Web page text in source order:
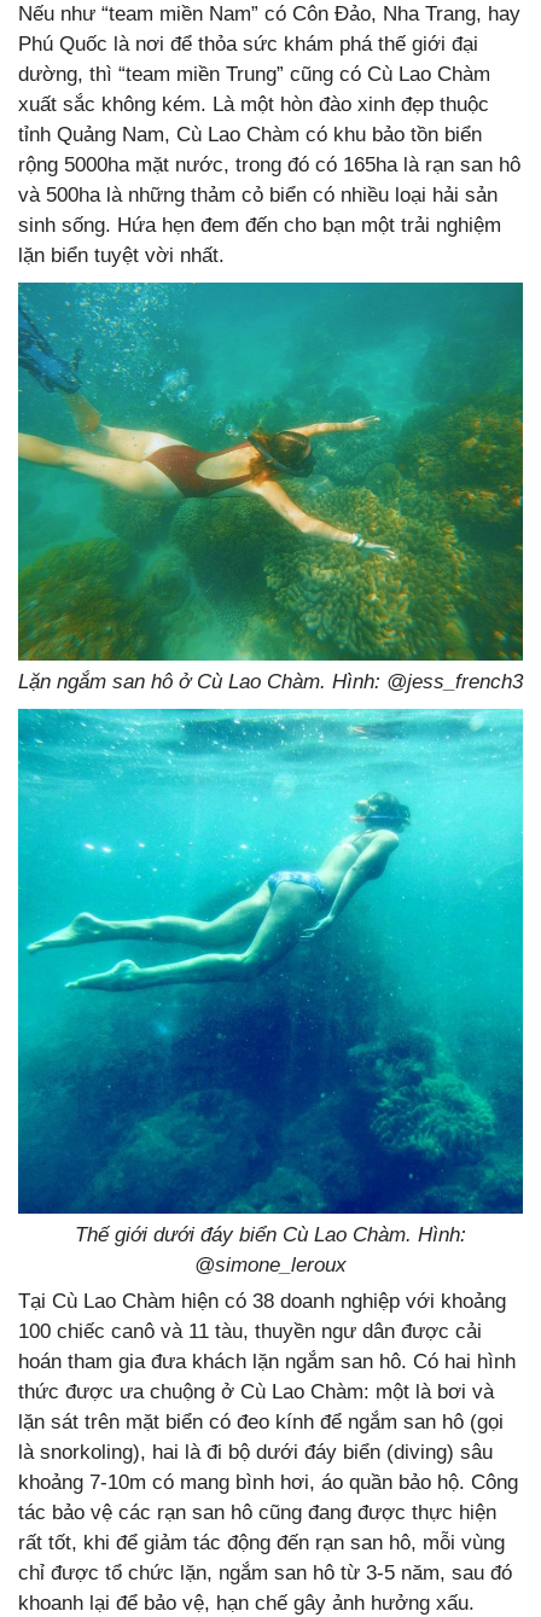
Nếu như “team miền Nam” có Côn Đảo, Nha Trang, hay
Phú Quốc là nơi để thỏa sức khám phá thế giới đại
dường, thì “team miền Trung” cũng có Cù Lao Chàm
xuất sắc không kém. Là một hòn đào xinh đẹp thuộc
tỉnh Quảng Nam, Cù Lao Chàm có khu bảo tồn biển
rộng 5000ha mặt nước, trong đó có 165ha là rạn san hô
và 500ha là những thảm cỏ biển có nhiều loại hải sản
sinh sống. Hứa hẹn đem đến cho bạn một trải nghiệm
lặn biển tuyệt vời nhất.
Lặn ngắm san hô ở Cù Lao Chàm. Hình: @jess_french3
Thế giới dưới đáy biển Cù Lao Chàm. Hình:
@simone_leroux
Tại Cù Lao Chàm hiện có 38 doanh nghiệp với khoảng
100 chiếc canô và 11 tàu, thuyền ngư dân được cải
hoán tham gia đưa khách lặn ngắm san hô. Có hai hình
thức được ưa chuộng ở Cù Lao Chàm: một là bơi và
lặn sát trên mặt biển có đeo kính để ngắm san hô (gọi
là snorkoling), hai là đi bộ dưới đáy biển (diving) sâu
khoảng 7-10m có mang bình hơi, áo quần bảo hộ. Công
tác bảo vệ các rạn san hô cũng đang được thực hiện
rất tốt, khi để giảm tác động đến rạn san hô, mỗi vùng
chỉ được tổ chức lặn, ngắm san hô từ 3-5 năm, sau đó
khoanh lại để bảo vệ, hạn chế gây ảnh hưởng xấu.